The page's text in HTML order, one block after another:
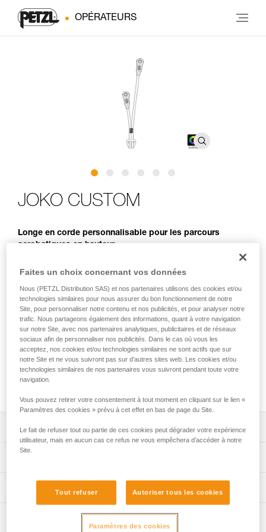
OPÉRATEURS
JOKO CUSTOM
Longe en corde personnalisable pour les parcours
acrobatiques en hauteur
JOKO CUSTOM est une longe en corde entièrement
hauteur. Facile à utiliser, elle permet de relier le dispositif de
connexion mobile au harnais. Ses extrémités sont équipées
d'une gaine plastique permettant de protéger les coutures
de l'abrasion. Le service Petzl Custom permet de
personnaliser la longe en choisissant la version, simple ou
double, la couleur et la longueur. Il offre la possibilité de
choisir le type de terminaisons et le type de connexions au
harnais. Des poulies TRAC et des connecteurs peuvent être
Descriptif
Longe en corde facile à utiliser et durable conçue pour les
les coutures de l’abrasion,
- marquage d'identification individuelle sur la gaine
Matière(s): polyester, polyuréthane thermoplastique (TPU)
Notice
Faites un choix concernant vos données
Nous (PETZL Distribution SAS) et nos partenaires utilisons des cookies et/ou
technologies similaires pour nous assurer du bon fonctionnement de notre
Site, pour personnaliser notre contenu et nos publicités, et pour analyser notre
trafic. Nous partageons également des informations, quant à votre navigation
sur notre Site, avec nos partenaires analytiques, publicitaires et de réseaux
sociaux afin de personnaliser nos publicités. Dans le cas où vous les
acceptez, nos cookies et/ou technologies similaires ne sont actifs que sur
notre Site et ne vous suivront pas sur d’autres sites web. Les cookies et/ou
technologies similaires de nos partenaires vous suivront pendant toute votre
navigation.
Vous pouvez retirer votre consentement à tout moment en cliquant sur le lien «
Paramètres des cookies » prévu à cet effet en bas de page du Site.
Le fait de refuser tout ou partie de ces cookies peut dégrader votre expérience
utilisateur, mais en aucun cas ce refus ne vous empêchera d’accéder à notre
Site.
Tout refuser Autoriser tous les cookies
Paramètres des cookies